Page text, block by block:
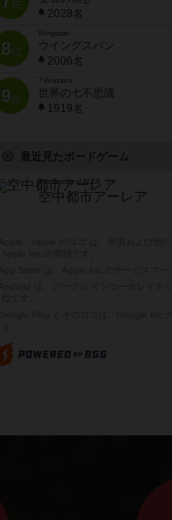
位
2028名
8位
Wingspan
ウイングスパン
2006名
9位
7 Wonders
世界の七不思議
1919名
最近見たボードゲーム
The skycity of ALEA
空中都市アーレア